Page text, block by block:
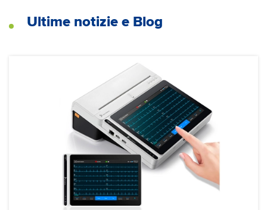
Ultime notizie e Blog